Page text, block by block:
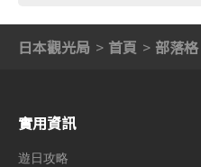
日本觀光局 首頁 部落格
實用資訊
遊日攻略